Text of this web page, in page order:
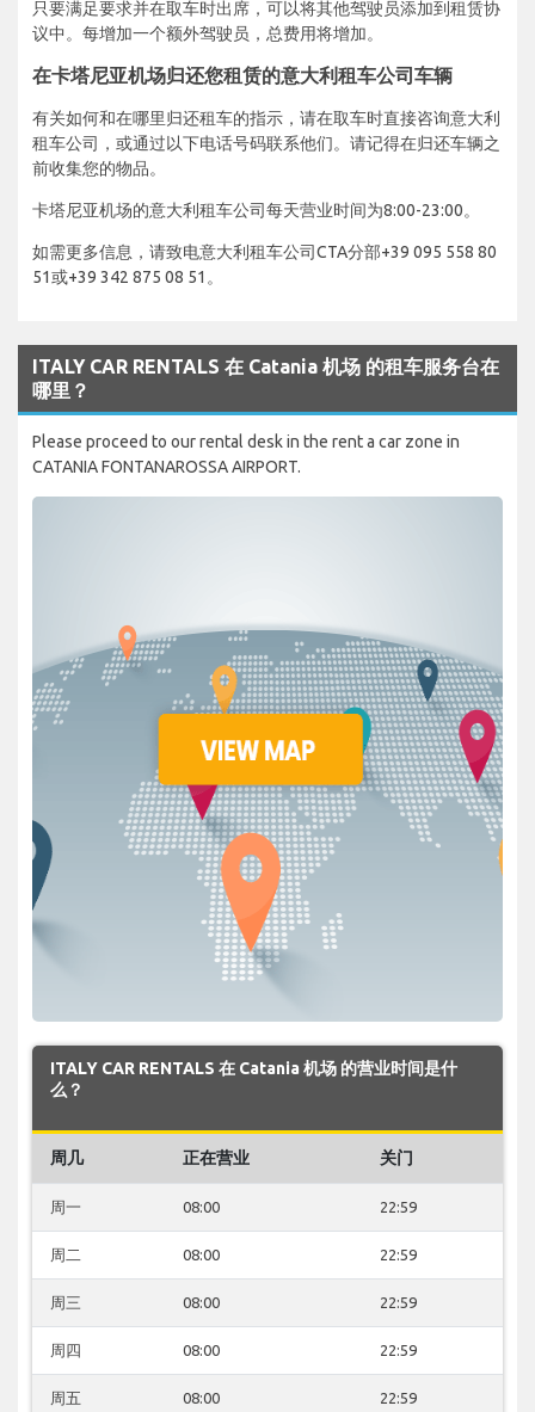
只要满足要求并在取车时出席，可以将其他驾驶员添加到租赁协
议中。每增加一个额外驾驶员，总费用将增加。
在卡塔尼亚机场归还您租赁的意大利租车公司车辆
有关如何和在哪里归还租车的指示，请在取车时直接咨询意大利
租车公司，或通过以下电话号码联系他们。请记得在归还车辆之
前收集您的物品。
卡塔尼亚机场的意大利租车公司每天营业时间为8:00-23:00。
如需更多信息，请致电意大利租车公司CTA分部+39 095 558 80
51或+39 342 875 08 51。
ITALY CAR RENTALS 在 Catania 机场 的租车服务台在
哪里？
Please proceed to our rental desk in the rent a car zone in
CATANIA FONTANAROSSA AIRPORT.
ITALY CAR RENTALS 在 Catania 机场 的营业时间是什
么？
周几 正在营业 关门
周一 08:00 22:59
周二 08:00 22:59
周三 08:00 22:59
周四 08:00 22:59
周五 08:00 22:59